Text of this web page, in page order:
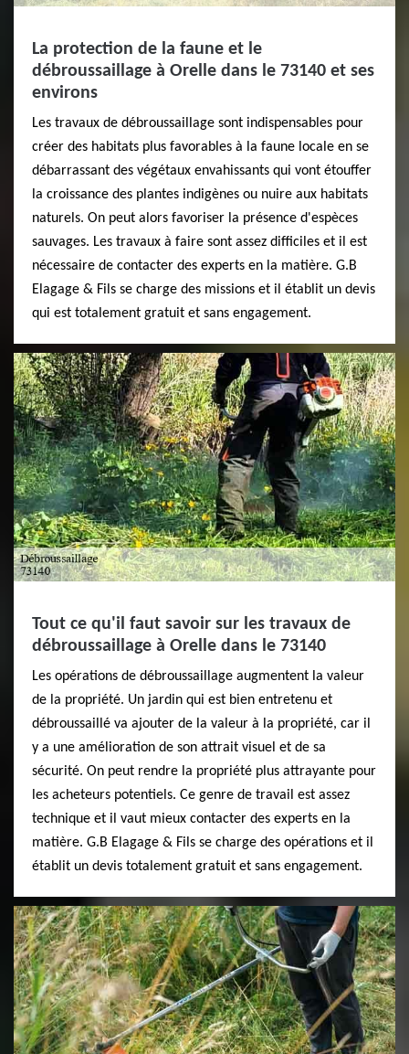
La protection de la faune et le
débroussaillage à Orelle dans le 73140 et ses
environs
Les travaux de débroussaillage sont indispensables pour
créer des habitats plus favorables à la faune locale en se
débarrassant des végétaux envahissants qui vont étouffer
la croissance des plantes indigènes ou nuire aux habitats
naturels. On peut alors favoriser la présence d'espèces
sauvages. Les travaux à faire sont assez difficiles et il est
nécessaire de contacter des experts en la matière. G.B
Elagage & Fils se charge des missions et il établit un devis
qui est totalement gratuit et sans engagement.
Tout ce qu'il faut savoir sur les travaux de
débroussaillage à Orelle dans le 73140
Les opérations de débroussaillage augmentent la valeur
de la propriété. Un jardin qui est bien entretenu et
débroussaillé va ajouter de la valeur à la propriété, car il
y a une amélioration de son attrait visuel et de sa
sécurité. On peut rendre la propriété plus attrayante pour
les acheteurs potentiels. Ce genre de travail est assez
technique et il vaut mieux contacter des experts en la
matière. G.B Elagage & Fils se charge des opérations et il
établit un devis totalement gratuit et sans engagement.